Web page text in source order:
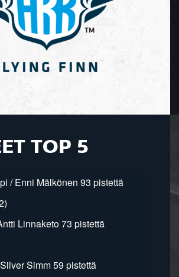
TOP 5
/ Enni Mälkönen 93 pistettä
Linnaketo 73 pistettä
Simm 59 pistettä